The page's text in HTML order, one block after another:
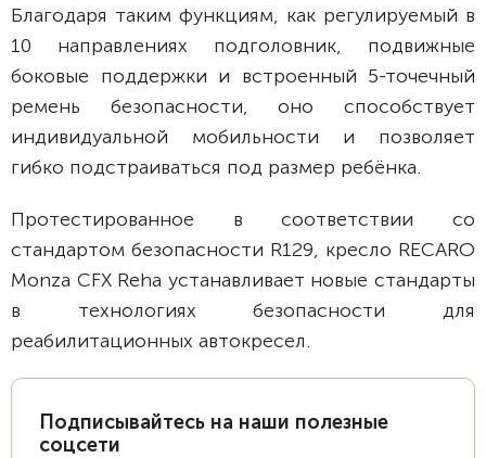
Благодаря таким функциям, как регулируемый в
10 направлениях подголовник, подвижные
боковые поддержки и встроенный 5-точечный
ремень безопасности, оно способствует
индивидуальной мобильности и позволяет
гибко подстраиваться под размер ребёнка.
Протестированное в соответствии со
стандартом безопасности R129, кресло RECARO
Monza CFX Reha устанавливает новые стандарты
в технологиях безопасности для
реабилитационных автокресел.
Подписывайтесь на наши полезные
соцсети